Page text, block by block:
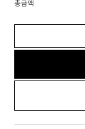
총금액